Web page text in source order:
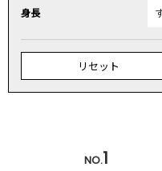
身長
リセット
NO.1